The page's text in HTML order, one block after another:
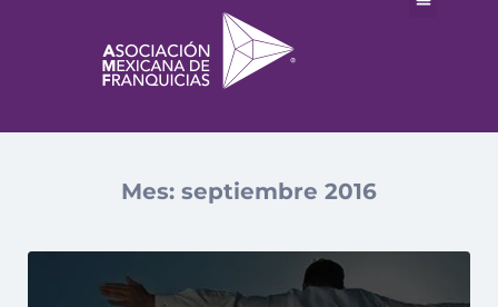
Mes: septiembre 2016